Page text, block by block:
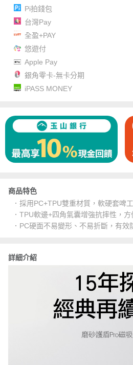
Pi拍錢包
台灣Pay
全盈+PAY
悠遊付
Apple Pay
銀角零卡-無卡分期
iPASS MONEY
商品特色
．採用PC+TPU雙重材質，軟硬套啤
．TPU軟邊+四角氣囊增強抗摔性，方
．PC硬面不易變形、不易折斷，有
詳細介紹